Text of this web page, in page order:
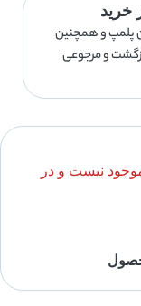
خرید
پلمپ و همچنین
و مرجوعی
نیست و در